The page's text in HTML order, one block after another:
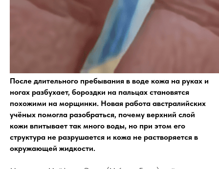
После длительного пребывания в воде кожа на руках и
ногах разбухает, бороздки на пальцах становятся
похожими на морщинки. Новая работа австралийских
учёных помогла разобраться, почему верхний слой
кожи впитывает так много воды, но при этом его
структура не разрушается и кожа не растворяется в
окружающей жидкости.